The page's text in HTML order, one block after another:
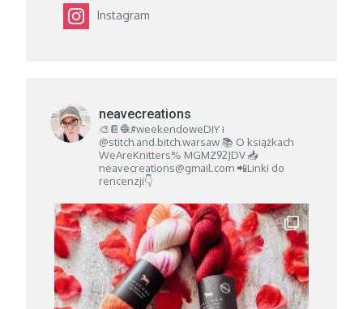
Instagram
neavecreations
🎨📔🧶#weekendoweDIY i
@stitch.and.bitch.warsaw📚 O książkach
WeAreKnitters% MGMZ92JDV📥
neavecreations@gmail.com📲Linki do
rencenzji👇